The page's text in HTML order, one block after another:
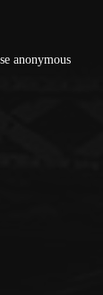
anonymous